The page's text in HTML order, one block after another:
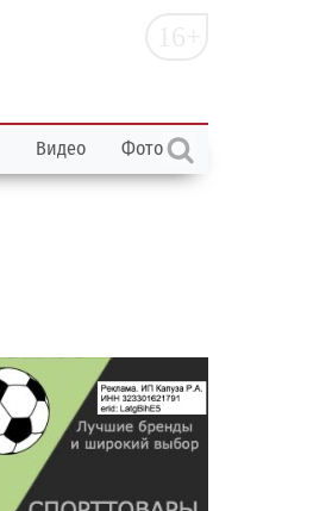
Видео Фото